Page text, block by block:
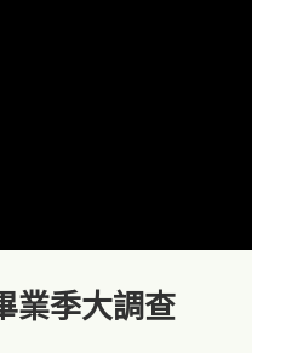
業季大調查